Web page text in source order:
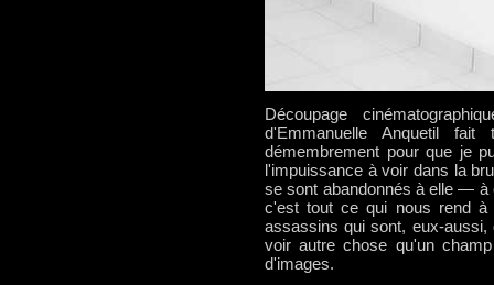
Découpage
d'Emmanuelle Anquetil
démembrement pour que je
l'impuissance à voir dans la
se sont abandonnés à elle — à
c'est tout ce qui nous rend à
assassins qui sont, eux-
voir autre chose qu'un
d'images.